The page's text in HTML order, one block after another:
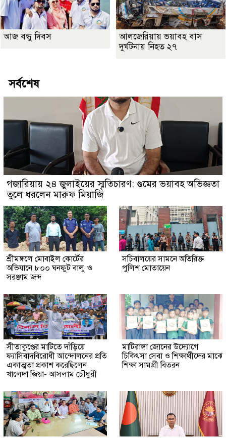
আজ বন্ধু দিবস
আলজেরিয়ায় ভয়াবহ বাস
দুর্ঘটনায় নিহত ২৭
সর্বশেষ
গজারিয়ায় ২৪ জুলাইয়ের স্মৃতিচারণ: গুমের ভয়াবহ অভিজ্ঞতা
তুলে ধরলেন মারুফ মিয়াজি
শ্রীমঙ্গলে মোবাইল কোর্টের
অভিযানে ৮০০ ঘনফুট বালু ও
সরঞ্জাম জব্দ
সচিবালয়ের সামনে অতিরিক্ত
পুলিশ মোতায়েন
সীতাকুণ্ডের মাটিতে দাঁড়িয়ে
ফ্যাসিবাদবিরোধী আন্দোলনের প্রতি
একাত্মতা প্রকাশ করেছিলেন
খালেদা জিয়া- আসলাম চৌধুরী
মাটিরাঙ্গা জোনের উদ্যোগে
চিকিৎসা সেবা ও শিক্ষার্থীদের মাঝে
শিক্ষা সামগ্রী বিতরন